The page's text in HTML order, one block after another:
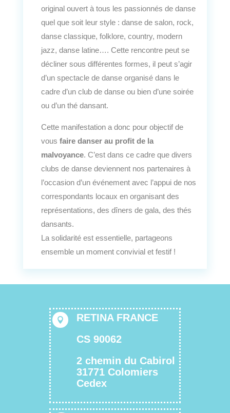
original ouvert à tous les passionnés de danse
quel que soit leur style : danse de salon, rock,
danse classique, folklore, country, modern
jazz, danse latine…. Cette rencontre peut se
décliner sous différentes formes, il peut s’agir
d’un spectacle de danse organisé dans le
cadre d’un club de danse ou bien d’une soirée
ou d’un thé dansant.
Cette manifestation a donc pour objectif de
vous faire danser au profit de la
malvoyance. C’est dans ce cadre que divers
clubs de danse deviennent nos partenaires à
l’occasion d’un événement avec l’appui de nos
correspondants locaux en organisant des
représentations, des dîners de gala, des thés
dansants.
La solidarité est essentielle, partageons
ensemble un moment convivial et festif !

RETINA FRANCE
CS 90062
2 chemin du Cabirol
31771 Colomiers
Cedex